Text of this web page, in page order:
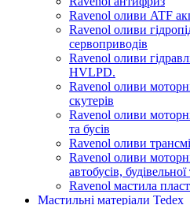
Ravenol оливи ATF
Ravenol оливи
сервоприводів
Ravenol оливи
HVLPD.
Ravenol оливи
скутерів
Ravenol оливи
та бусів
Ravenol оливи
Ravenol оливи
автобусів,
Ravenol мастила
Мастильні матеріали Tedex